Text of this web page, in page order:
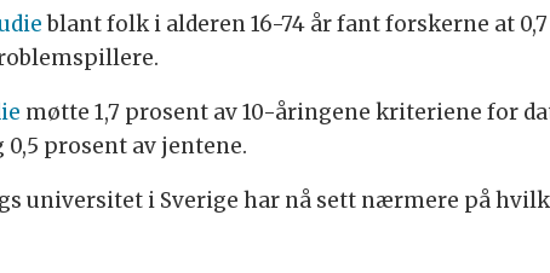
blant folk i alderen 16-74 år fant forskerne at
møtte 1,7 prosent av 10-åringene kriteriene for
prosent av jentene.
universitet i Sverige har nå sett nærmere på